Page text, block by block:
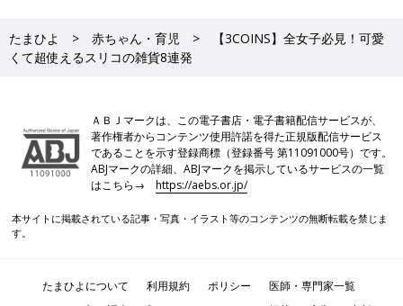
たまひよ 赤ちゃん・育児
【3COINS】全女子必見！可愛
くて超使えるスリコの雑貨8連発
ＡＢＪマークは、この電子書店・電子書籍配信サービスが、
著作権者からコンテンツ使用許諾を得た正規版配信サービス
であることを示す登録商標（登録番号 第11091000号）です。
ABJマークの詳細、ABJマークを掲示しているサービスの一覧
はこちら→https://aebs.or.jp/
本サイトに掲載されている記事・写真・イラスト等のコンテンツの無断転載を禁じま
す。
たまひよについて 利用規約 ポリシー
医師・専門家一覧